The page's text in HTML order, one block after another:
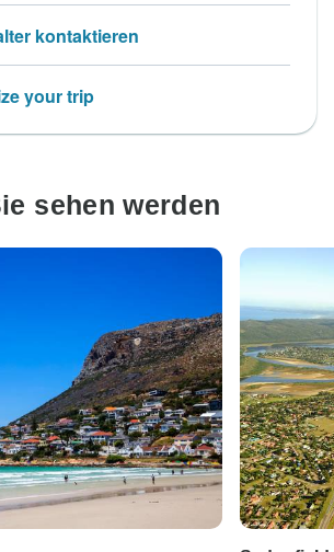
kontaktieren
your trip
sehen werden